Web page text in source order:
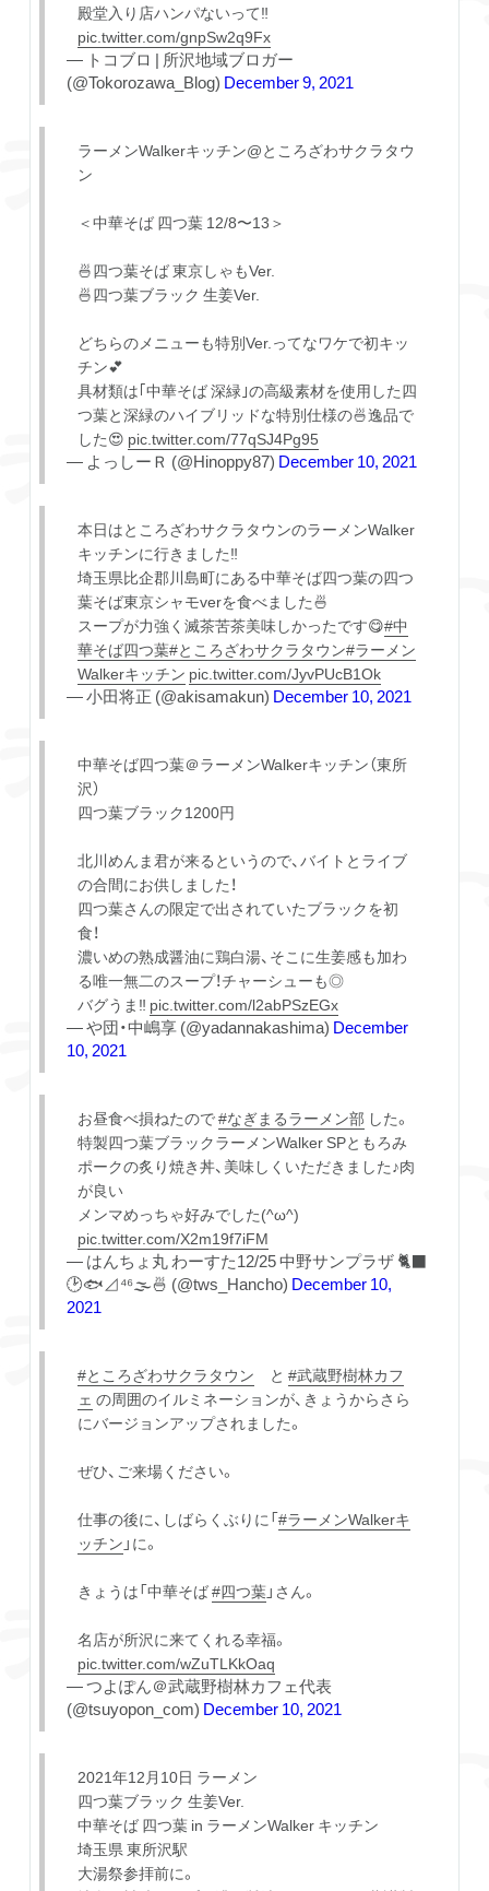
殿堂入り店ハンパないって‼️
pic.twitter.com/gnpSw2q9Fx
— トコブロ | 所沢地域ブロガー
(@Tokorozawa_Blog) December 9, 2021
ラーメンWalkerキッチン@ところざわサクラタウ
ン
＜中華そば 四つ葉 12/8〜13＞
🍜四つ葉そば 東京しゃもVer.
🍜四つ葉ブラック 生姜Ver.
どちらのメニューも特別Ver.ってなワケで初キッ
チン💕
具材類は｢中華そば 深緑｣の高級素材を使用した四
つ葉と深緑のハイブリッドな特別仕様の🍜逸品で
した😍 pic.twitter.com/77qSJ4Pg95
— よっしーＲ (@Hinoppy87) December 10, 2021
本日はところざわサクラタウンのラーメンWalker
キッチンに行きました‼️
埼玉県比企郡川島町にある中華そば四つ葉の四つ
葉そば東京シャモverを食べました🍜
スープが力強く滅茶苦茶美味しかったです😋#中
華そば四つ葉#ところざわサクラタウン#ラーメン
Walkerキッチン pic.twitter.com/JyvPUcB1Ok
— 小田将正 (@akisamakun) December 10, 2021
中華そば四つ葉＠ラーメンWalkerキッチン（東所
沢）
四つ葉ブラック1200円
北川めんま君が来るというので、バイトとライブ
の合間にお供しました！
四つ葉さんの限定で出されていたブラックを初
食！
濃いめの熟成醤油に鶏白湯、そこに生姜感も加わ
る唯一無二のスープ！チャーシューも◎
バグうま‼️ pic.twitter.com/l2abPSzEGx
— や団・中嶋享 (@yadannakashima) December
10, 2021
お昼食べ損ねたので#なぎまるラーメン部 した。
特製四つ葉ブラックラーメンWalker SPともろみ
ポークの炙り焼き丼、美味しくいただきました♪肉
が良い
メンマめっちゃ好みでした(^ω^)
pic.twitter.com/X2m19f7iFM
— はんちょ丸 わーすた12/25 中野サンプラザ 🐈‍⬛
🕑🐟⊿⁴⁶🌫🍜 (@tws_Hancho) December 10,
2021
#ところざわサクラタウン と #武蔵野樹林カフ
ェ の周囲のイルミネーションが、きょうからさら
にバージョンアップされました。
ぜひ、ご来場ください。
仕事の後に、しばらくぶりに「#ラーメンWalkerキ
ッチン 」に。
きょうは「中華そば#四つ葉」さん。
名店が所沢に来てくれる幸福。
pic.twitter.com/wZuTLKkOaq
— つよぽん＠武蔵野樹林カフェ代表
(@tsuyopon_com) December 10, 2021
2021年12月10日 ラーメン
四つ葉ブラック 生姜Ver.
中華そば 四つ葉 in ラーメンWalker キッチン
埼玉県 東所沢駅
大湯祭参拝前に。